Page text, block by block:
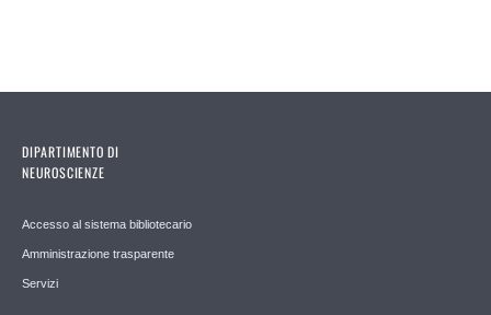
DIPARTIMENTO DI
NEUROSCIENZE
Accesso al sistema bibliotecario
Amministrazione trasparente
Servizi